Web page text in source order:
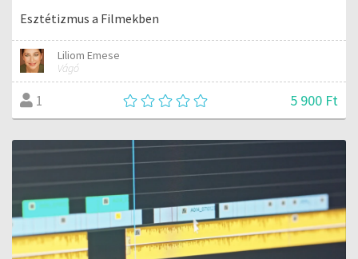
Esztétizmus a Filmekben
Liliom Emese
Vágó
1 5 900 Ft